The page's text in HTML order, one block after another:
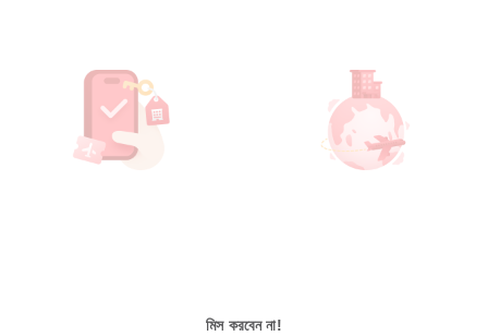
মিস করবেন না!